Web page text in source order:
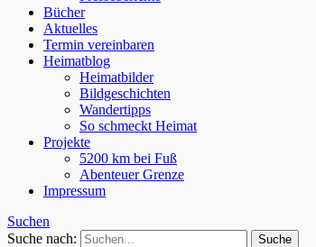
Bücher
Aktuelles
Termin vereinbaren
Heimatblog
Heimatbilder
Bildgeschichten
Wandertipps
So schmeckt Heimat
Projekte
5200 km bei Fuß
Abenteuer Grenze
Impressum
Suchen
Suche nach: